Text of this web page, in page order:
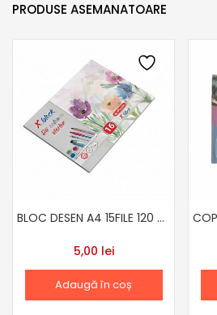
PRODUSE ASEMANATOARE
BLOC DESEN A4 15FILE 120 GR HERLITZ
5,00 lei
Adaugă în coș